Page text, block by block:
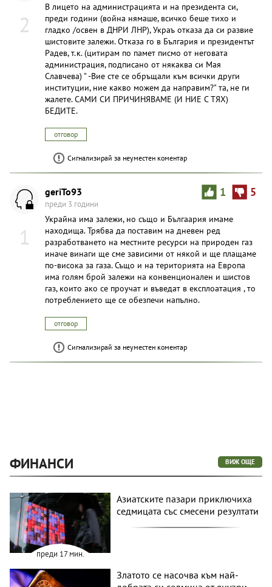
2
В лицето на администрацията и на президента си,
преди години (война нямаше, всичко беше тихо и
гладко /освен в ДНРИ ЛНР), Украъ отказа да си развие
шистовите залежи. Отказа го в България и президентът
Радев, т.к. (цитирам по памет писмо от неговата
администрация, подписано от някаква си Мая
Славчева) " -Вие сте се обръщали към всички други
институции, ние какво можем да направим?" та, не ги
жалете. САМИ СИ ПРИЧИНЯВАМЕ (И НИЕ С ТЯХ)
БЕДИТЕ.
отговор
Сигнализирай за неуместен коментар
1
1 5
geriTo93
преди 3 години
Украйна има залежи, но също и Бългаария имаме
находища. Трябва да поставим на дневен ред
разработването на местните ресурси на природен газ
иначе винаги ще сме зависими от някой и ще плащаме
по-висока за газа. Също и на територията на Европа
има голям брой залежи на конвенционален и шистов
газ, които ако се проучат и въведат в експлоатация , то
потреблението ще се обезпечи напълно.
отговор
Сигнализирай за неуместен коментар
ФИНАНСИ ВИЖ ОЩЕ
преди 17 мин.
Азиатските пазари приключиха
седмицата със смесени резултати
Златото се насочва към най-